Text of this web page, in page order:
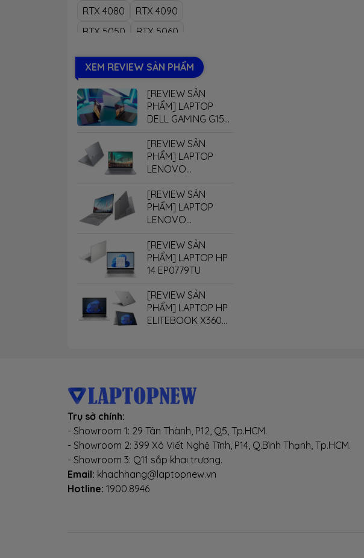
RTX 4080
RTX 4090
RTX 5050
RTX 5060
RTX 5080
RTX 5090
XEM REVIEW SẢN PHẨM
[REVIEW SẢN
PHẨM] LAPTOP
DELL GAMING G15
[REVIEW SẢN
PHẨM] LAPTOP
LENOVO
[REVIEW SẢN
PHẨM] LAPTOP
LENOVO
[REVIEW SẢN
PHẨM] LAPTOP HP
14 EP0779TU
[REVIEW SẢN
PHẨM] LAPTOP HP
ELITEBOOK X360
Trụ sở chính:
- Showroom 1: 29 Tân Thành, P12, Q5, Tp.HCM.
- Showroom 2: 399 Xô Viết Nghệ Tĩnh, P14, Q.Bình Thạnh, Tp.HCM.
- Showroom 3: Q11 sắp khai trương.
Email: khachhang@laptopnew.vn
Hotline: 1900.8946